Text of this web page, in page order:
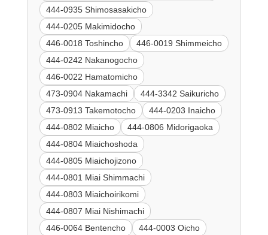
444-0935 Shimosasakicho
444-0205 Makimidocho
446-0018 Toshincho
446-0019 Shimmeicho
444-0242 Nakanogocho
446-0022 Hamatomicho
473-0904 Nakamachi
444-3342 Saikuricho
473-0913 Takemotocho
444-0203 Inaicho
444-0802 Miaicho
444-0806 Midorigaoka
444-0804 Miaichoshoda
444-0805 Miaichojizono
444-0801 Miai Shimmachi
444-0803 Miaichoirikomi
444-0807 Miai Nishimachi
446-0064 Bentencho
444-0003 Oicho